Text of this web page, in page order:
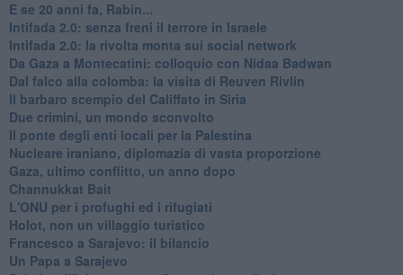
E se 20 anni fa, Rabin...
Intifada 2.0: senza freni il terrore in Israele
Intifada 2.0: la rivolta monta sui social network
Da Gaza a Montecatini: colloquio con Nidaa Badwan
Dal falco alla colomba: la visita di Reuven Rivlin
Il barbaro scempio del Califfato in Siria
Due crimini, un mondo sconvolto
Il ponte degli enti locali per la Palestina
Nucleare iraniano, diplomazia di vasta proporzione
Gaza, ultimo conflitto, un anno dopo
Channukkat Bait
L'ONU per i profughi ed i rifugiati
Holot, non un villaggio turistico
Francesco a Sarajevo: il bilancio
Un Papa a Sarajevo